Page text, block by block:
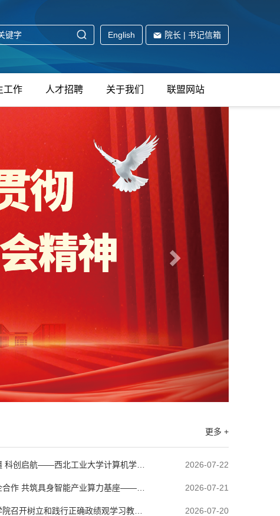
院长 | 书记信箱
English
工作 人才招聘 关于我们 联盟网站
下
一
张
更多 +
科创启航——西北工业大学计算机学院
2026-07-22
合作 共筑具身智能产业算力基座——西
2026-07-21
召开树立和践行正确政绩观学习教育
2026-07-20